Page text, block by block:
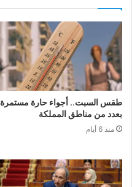
طقس السبت.. أجواء حارة مستمرة
بعدد من مناطق المملكة
منذ 6 أيام